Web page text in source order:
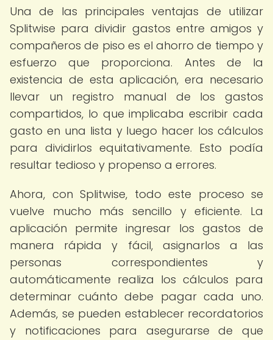
Una de las principales ventajas de utilizar
Splitwise para dividir gastos entre amigos y
compañeros de piso es el ahorro de tiempo y
esfuerzo que proporciona. Antes de la
existencia de esta aplicación, era necesario
llevar un registro manual de los gastos
compartidos, lo que implicaba escribir cada
gasto en una lista y luego hacer los cálculos
para dividirlos equitativamente. Esto podía
resultar tedioso y propenso a errores.
Ahora, con Splitwise, todo este proceso se
vuelve mucho más sencillo y eficiente. La
aplicación permite ingresar los gastos de
manera rápida y fácil, asignarlos a las
personas correspondientes y
automáticamente realiza los cálculos para
determinar cuánto debe pagar cada uno.
Además, se pueden establecer recordatorios
y notificaciones para asegurarse de que